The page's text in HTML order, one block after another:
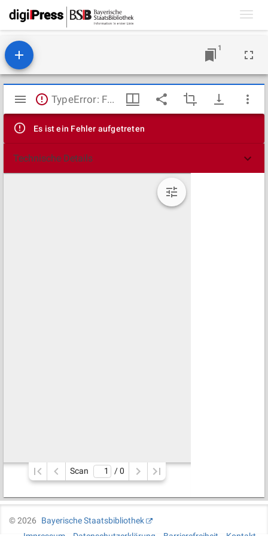
1
Mirador
Viewer
TypeError: Failed to fetch
Es ist ein Fehler aufgetreten
Technische Details
Scan / 0
©2026
Bayerische Staatsbibliothek